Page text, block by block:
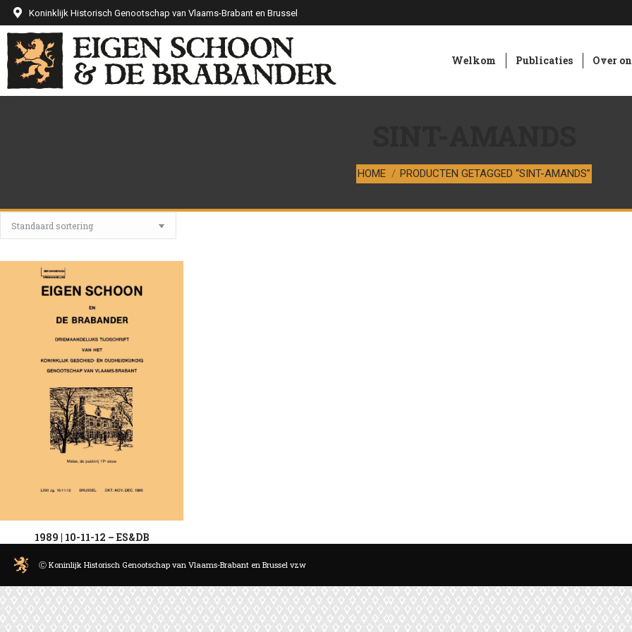
Koninklijk Historisch Genootschap van Vlaams-Brabant en Brussel
Welkom Publicaties Over
Je bent hier:
HOME PRODUCTEN GETAGGED “SINT-AMANDS”
1989 | 10-11-12 – ES&DB
Ⓒ Koninlijk Historisch Genootschap van Vlaams-Brabant en Brussel vzw